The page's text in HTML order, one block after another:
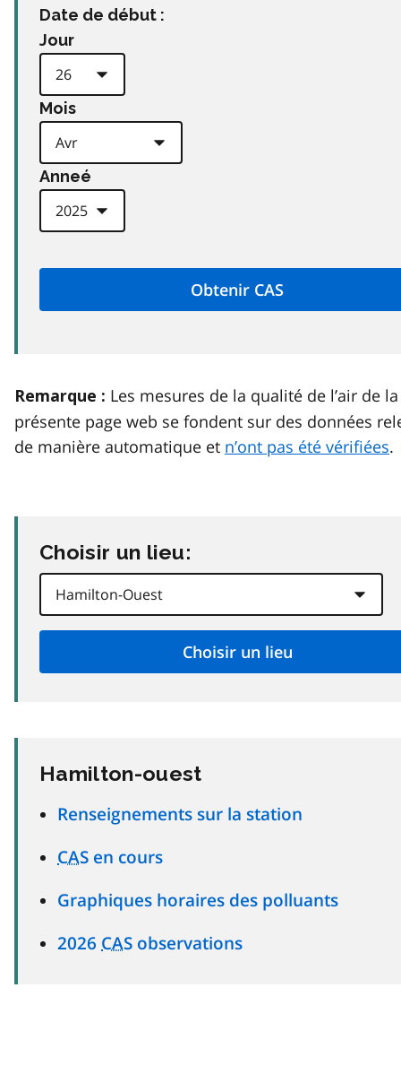
Date de début :
Jour
Mois
Anneé
Remarque : Les mesures de la qualité de l’air de la
présente page web se fondent sur des données
de manière automatique et n’ont pas été vérifiées.
Choisir un lieu:
Hamilton-ouest
Renseignements sur la station
CAS en cours
Graphiques horaires des polluants
2026 CAS observations